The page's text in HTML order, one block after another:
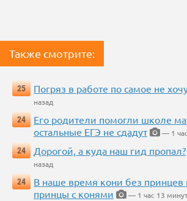
Также смотрите:
25 Погряз в работе по самое не
назад
24
Его родители помогли школе
остальные ЕГЭ не сдадут
— 1
24
Дорогой, а куда наш гид пропал?
назад
24
В наше время кони без принцев
принцы с конями
— 1 час 13